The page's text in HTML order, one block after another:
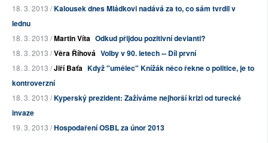
18. 3. 2013 /Kalousek dnes Mládkovi nadává za to, co sám tvrdil v
lednu
18. 3. 2013 /Martin Víta Odkud přijdou pozitivní devianti?
18. 3. 2013 /Věra Říhová Volby v 90. letech -- Díl první
18. 3. 2013 /Jiří Baťa Když "umělec" Knížák něco řekne o politice, je to
kontroverzní
18. 3. 2013 /Kyperský prezident: Zažíváme nejhorší krizi od turecké
invaze
19. 3. 2013 /Hospodaření OSBL za únor 2013